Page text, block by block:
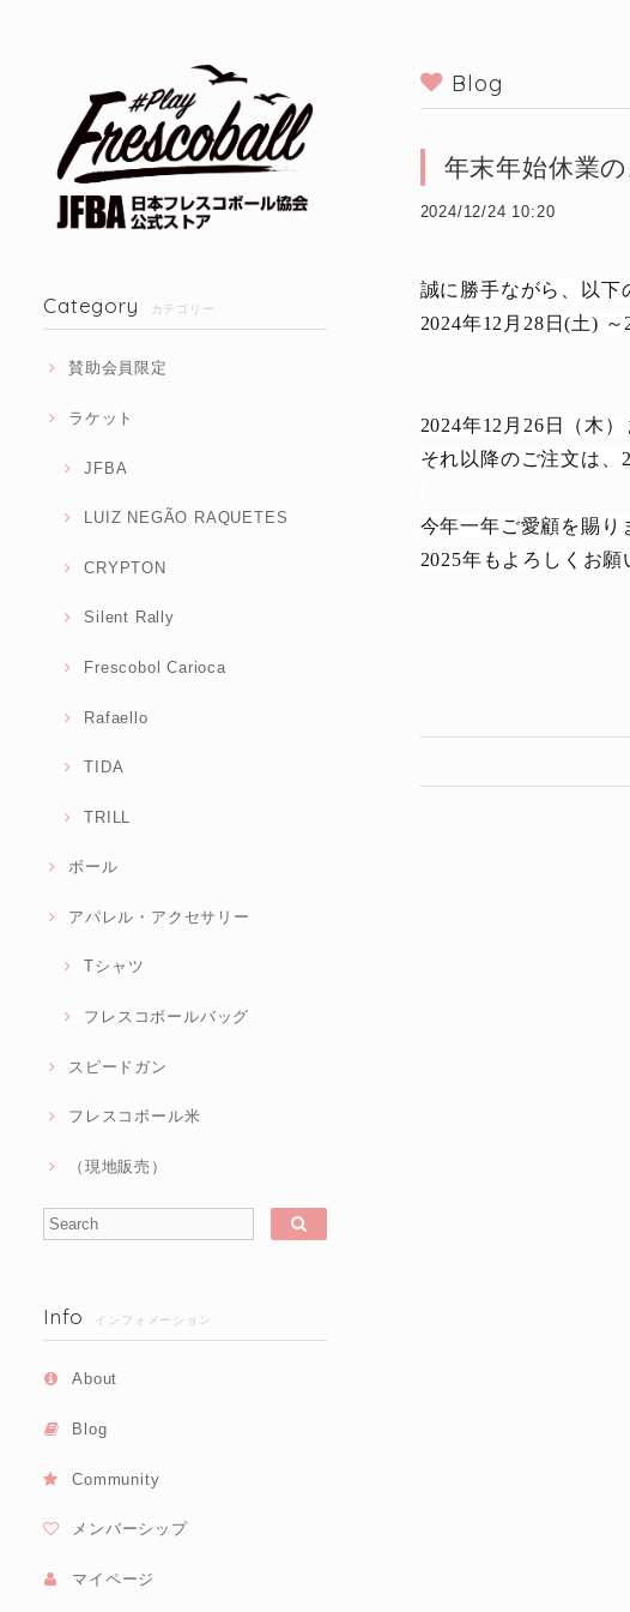
Category カテゴリー
賛助会員限定
ラケット
JFBA
LUIZ NEGÃO RAQUETES
CRYPTON
Silent Rally
Frescobol Carioca
Rafaello
TIDA
TRILL
ボール
アパレル・アクセサリー
Tシャツ
フレスコボールバッグ
スピードガン
フレスコボール米
（現地販売）
Info インフォメーション
About
Blog
Community
メンバーシップ
マイページ
Blog
年末年始休業
2024/12/24 10:20
誠に勝手ながら、以下
2024年12月28日(土)
2024年12月26日（木
それ以降のご注文は、
今年一年ご愛顧を賜り
2025年もよろしくお願